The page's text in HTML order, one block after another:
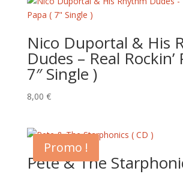
Nico Duportal & His
Dudes – Real Rockin’
7″ Single )
8,00 €
Promo !
Pete & The